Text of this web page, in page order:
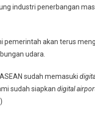
industri penerbangan
pemerintah akan terus
udara.
sudah memasuki
sudah siapkan digital